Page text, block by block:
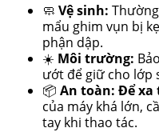
🧼 Vệ sinh:
mẩu ghim vụn bị
phận dập.
☀️ Môi trường:
ướt để giữ cho lớp
📦 An toàn: Để xa
của máy khá lớn,
tay khi thao tác.